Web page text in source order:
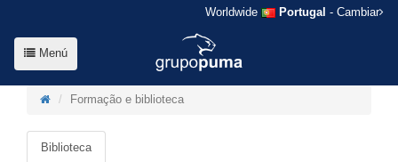
Worldwide Portugal - Cambiar
Menú
Formação e biblioteca
Biblioteca